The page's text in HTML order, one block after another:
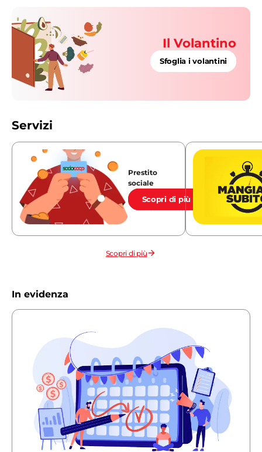
Il Volantino
Sfoglia i volantini
Servizi
Prestito
sociale
Scopri di più
Scopri di più
In evidenza